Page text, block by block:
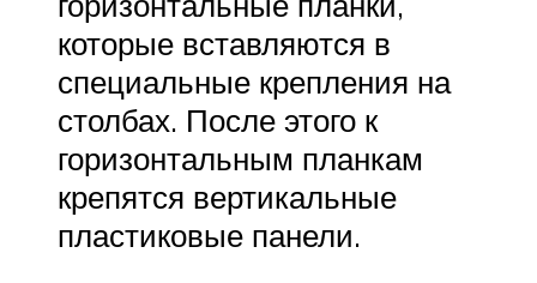
которые вставляются в
специальные крепления на
столбах. После этого к
горизонтальным планкам
крепятся вертикальные
пластиковые панели.